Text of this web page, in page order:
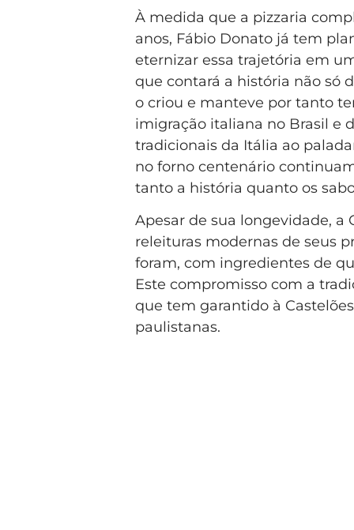
À medida que a pizzaria
anos, Fábio Donato já tem
eternizar essa trajetória em
que contará a história não só
o criou e manteve por tanto
imigração italiana no Brasil e
tradicionais da Itália ao
no forno centenário
tanto a história quanto os
Apesar de sua longevidade, a
releituras modernas de seus
foram, com ingredientes de
Este compromisso com a
que tem garantido à
paulistanas.